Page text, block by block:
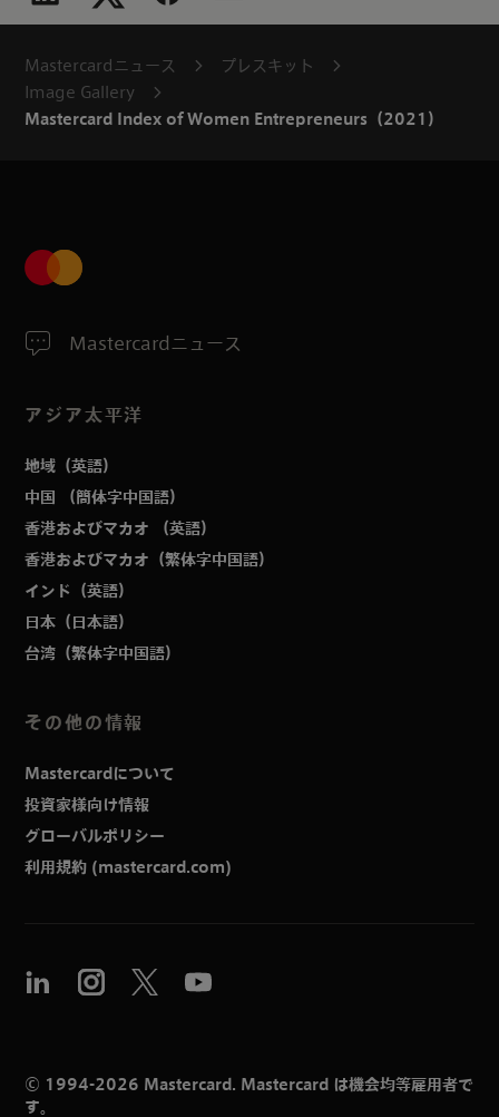
Mastercardニュース
プレスキット
Image Gallery
Mastercard Index of Women Entrepreneurs（2021）
Mastercardニュース
アジア太平洋
地域（英語）
中国 （簡体字中国語）
香港およびマカオ （英語）
香港およびマカオ（繁体字中国語）
インド（英語）
日本（日本語）
台湾（繁体字中国語）
その他の情報
Mastercardについて
投資家様向け情報
グローバルポリシー
利用規約 (mastercard.com)
© 1994-2026 Mastercard. Mastercard は機会均等雇用者で
す。